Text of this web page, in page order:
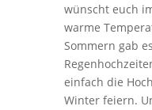
wünscht euch
warme
Sommern gab
einfach die
Winter feiern.